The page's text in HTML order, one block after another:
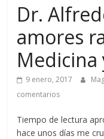
Dr.
amores
Medicina
9 enero, 2017
comentarios
Tiempo de lectura
hace unos días me